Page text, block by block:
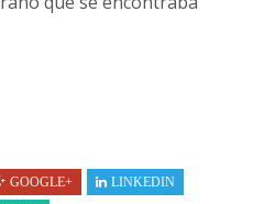
GOOGLE+
LINKEDIN